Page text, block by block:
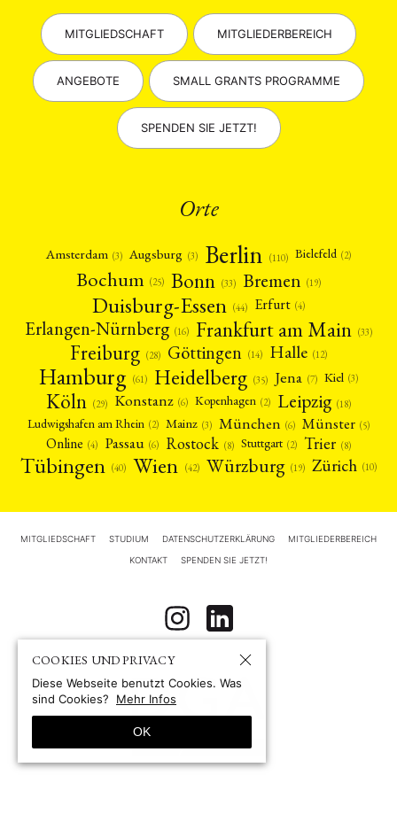
MITGLIEDSCHAFT MITGLIEDERBEREICH
ANGEBOTE SMALL GRANTS PROGRAMME
SPENDEN SIE JETZT!
Orte
Amsterdam (3) Augsburg (3) Berlin (110) Bielefeld (2)
Bochum (25) Bonn (33) Bremen (19)
Duisburg-Essen (44) Erfurt (4)
Erlangen-Nürnberg (16) Frankfurt am Main (33)
Freiburg (28) Göttingen (14) Halle (12)
Hamburg (61) Heidelberg (35) Jena (7) Kiel (3)
Köln (29) Konstanz (6) Kopenhagen (2) Leipzig (18)
Ludwigshafen am Rhein (2) Mainz (3) München (6) Münster (5)
Online (4) Passau (6) Rostock (8) Stuttgart (2) Trier (8)
Tübingen (40) Wien (42) Würzburg (19) Zürich (10)
MITGLIEDSCHAFT STUDIUM DATENSCHUTZERKLÄRUNG MITGLIEDERBEREICH
KONTAKT SPENDEN SIE JETZT!
COOKIES UND PRIVACY
Diese Webseite benutzt Cookies. Was
sind Cookies?
Mehr Infos
OK